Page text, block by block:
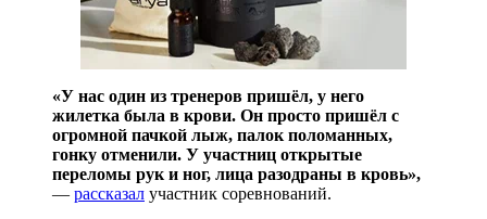
«У нас один из тренеров пришёл, у него
жилетка была в крови. Он просто пришёл с
огромной пачкой лыж, палок поломанных,
гонку отменили. У участниц открытые
переломы рук и ног, лица разодраны в кровь»,
— рассказал участник соревнований.